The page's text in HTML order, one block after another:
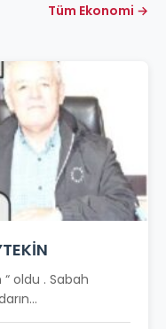
Tüm Ekonomi →
oldu . Sabah